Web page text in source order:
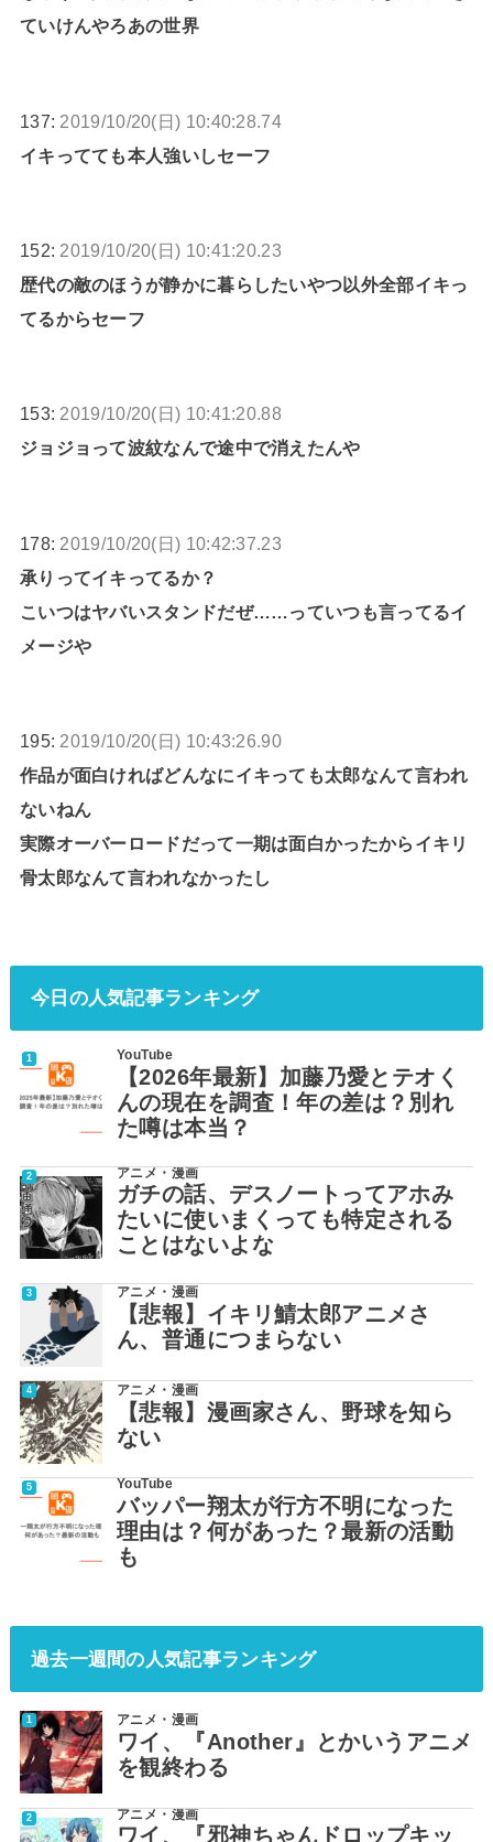
ていけんやろあの世界
137: 2019/10/20(日) 10:40:28.74
イキってても本人強いしセーフ
152: 2019/10/20(日) 10:41:20.23
歴代の敵のほうが静かに暮らしたいやつ以外全部イキっ
てるからセーフ
153: 2019/10/20(日) 10:41:20.88
ジョジョって波紋なんで途中で消えたんや
178: 2019/10/20(日) 10:42:37.23
承りってイキってるか？
こいつはヤバいスタンドだぜ……っていつも言ってるイ
メージや
195: 2019/10/20(日) 10:43:26.90
作品が面白ければどんなにイキっても太郎なんて言われ
ないねん
実際オーバーロードだって一期は面白かったからイキリ
骨太郎なんて言われなかったし
今日の人気記事ランキング
YouTube
【2026年最新】加藤乃愛とテオく
んの現在を調査！年の差は？別れ
た噂は本当？
アニメ・漫画
ガチの話、デスノートってアホみ
たいに使いまくっても特定される
ことはないよな
アニメ・漫画
【悲報】イキリ鯖太郎アニメさ
ん、普通につまらない
アニメ・漫画
【悲報】漫画家さん、野球を知ら
ない
YouTube
バッパー翔太が行方不明になった
理由は？何があった？最新の活動
も
過去一週間の人気記事ランキング
アニメ・漫画
ワイ、『Another』とかいうアニメ
を観終わる
アニメ・漫画
ワイ、『邪神ちゃんドロップキッ